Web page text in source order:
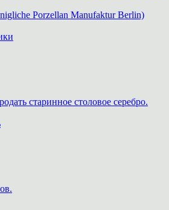
Porzellan Manufaktur Berlin)
старинное столовое серебро.